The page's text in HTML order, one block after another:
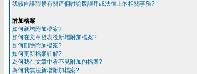
我該向誰聯繫有關這個討論版誤用或法律上的相關事務?
附加檔案
如何新增附加檔案?
如何在文章發表後新增附加檔案?
如何刪除附加檔案?
如何更新檔案註解?
為何我在文章中看不見附加的檔案?
為何我無法新增附加檔案?